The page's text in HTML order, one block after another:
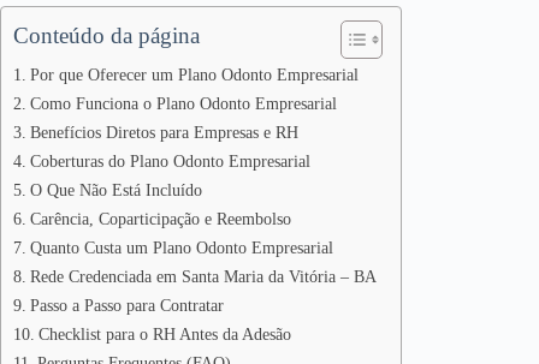
Conteúdo da página
Por que Oferecer um Plano Odonto Empresarial
Como Funciona o Plano Odonto Empresarial
Benefícios Diretos para Empresas e RH
Coberturas do Plano Odonto Empresarial
O Que Não Está Incluído
Carência, Coparticipação e Reembolso
Quanto Custa um Plano Odonto Empresarial
Rede Credenciada em Santa Maria da Vitória – BA
Passo a Passo para Contratar
Checklist para o RH Antes da Adesão